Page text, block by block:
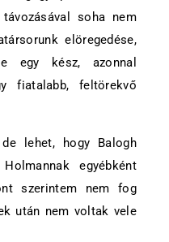
soha nem
elöregedése,
egy kész, azonnal
fiatalabb, feltörekvő
de lehet, hogy Balogh
egyébként
szerintem nem fog
után nem voltak vele